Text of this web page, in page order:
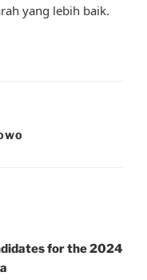
yang lebih baik.
for the 2024